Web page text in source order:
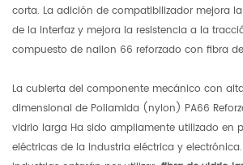
corta. La adición de compatibilizador mejora
de la interfaz y mejora la resistencia a la
compuesto de nailon 66 reforzado con fibra
La cubierta del componente mecánico con
dimensional de Poliamida (nylon) PA66
vidrio larga Ha sido ampliamente utilizado en
eléctricas de la industria eléctrica y